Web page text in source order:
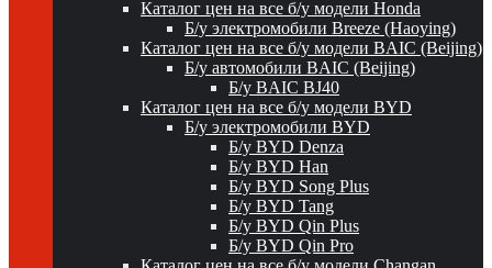
Каталог цен на все б/у модели Honda
Б/у электромобили Breeze (Haoying)
Каталог цен на все б/у модели BAIC (Beijing)
Б/у автомобили BAIC (Beijing)
Б/у BAIC BJ40
Каталог цен на все б/у модели BYD
Б/у электромобили BYD
Б/у BYD Denza
Б/у BYD Han
Б/у BYD Song Plus
Б/у BYD Tang
Б/у BYD Qin Plus
Б/у BYD Qin Pro